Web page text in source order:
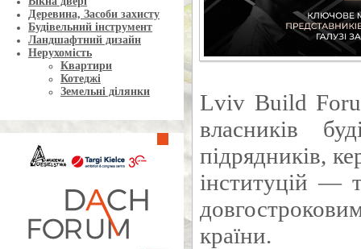
Деревина, Засоби захисту
Будівельний інструмент
Ландшафтний дизайн
Нерухомість
Квартири
Котеджі
Земельні ділянки
Lviv Build
власників
підрядників,
інституцій —
країни.